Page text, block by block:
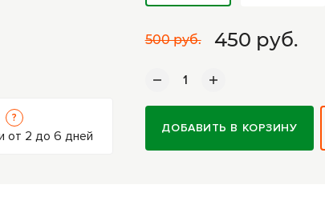
?
от 2 до 6 дней
500 руб. 450 руб.
ДОБАВИТЬ В КОРЗИНУ